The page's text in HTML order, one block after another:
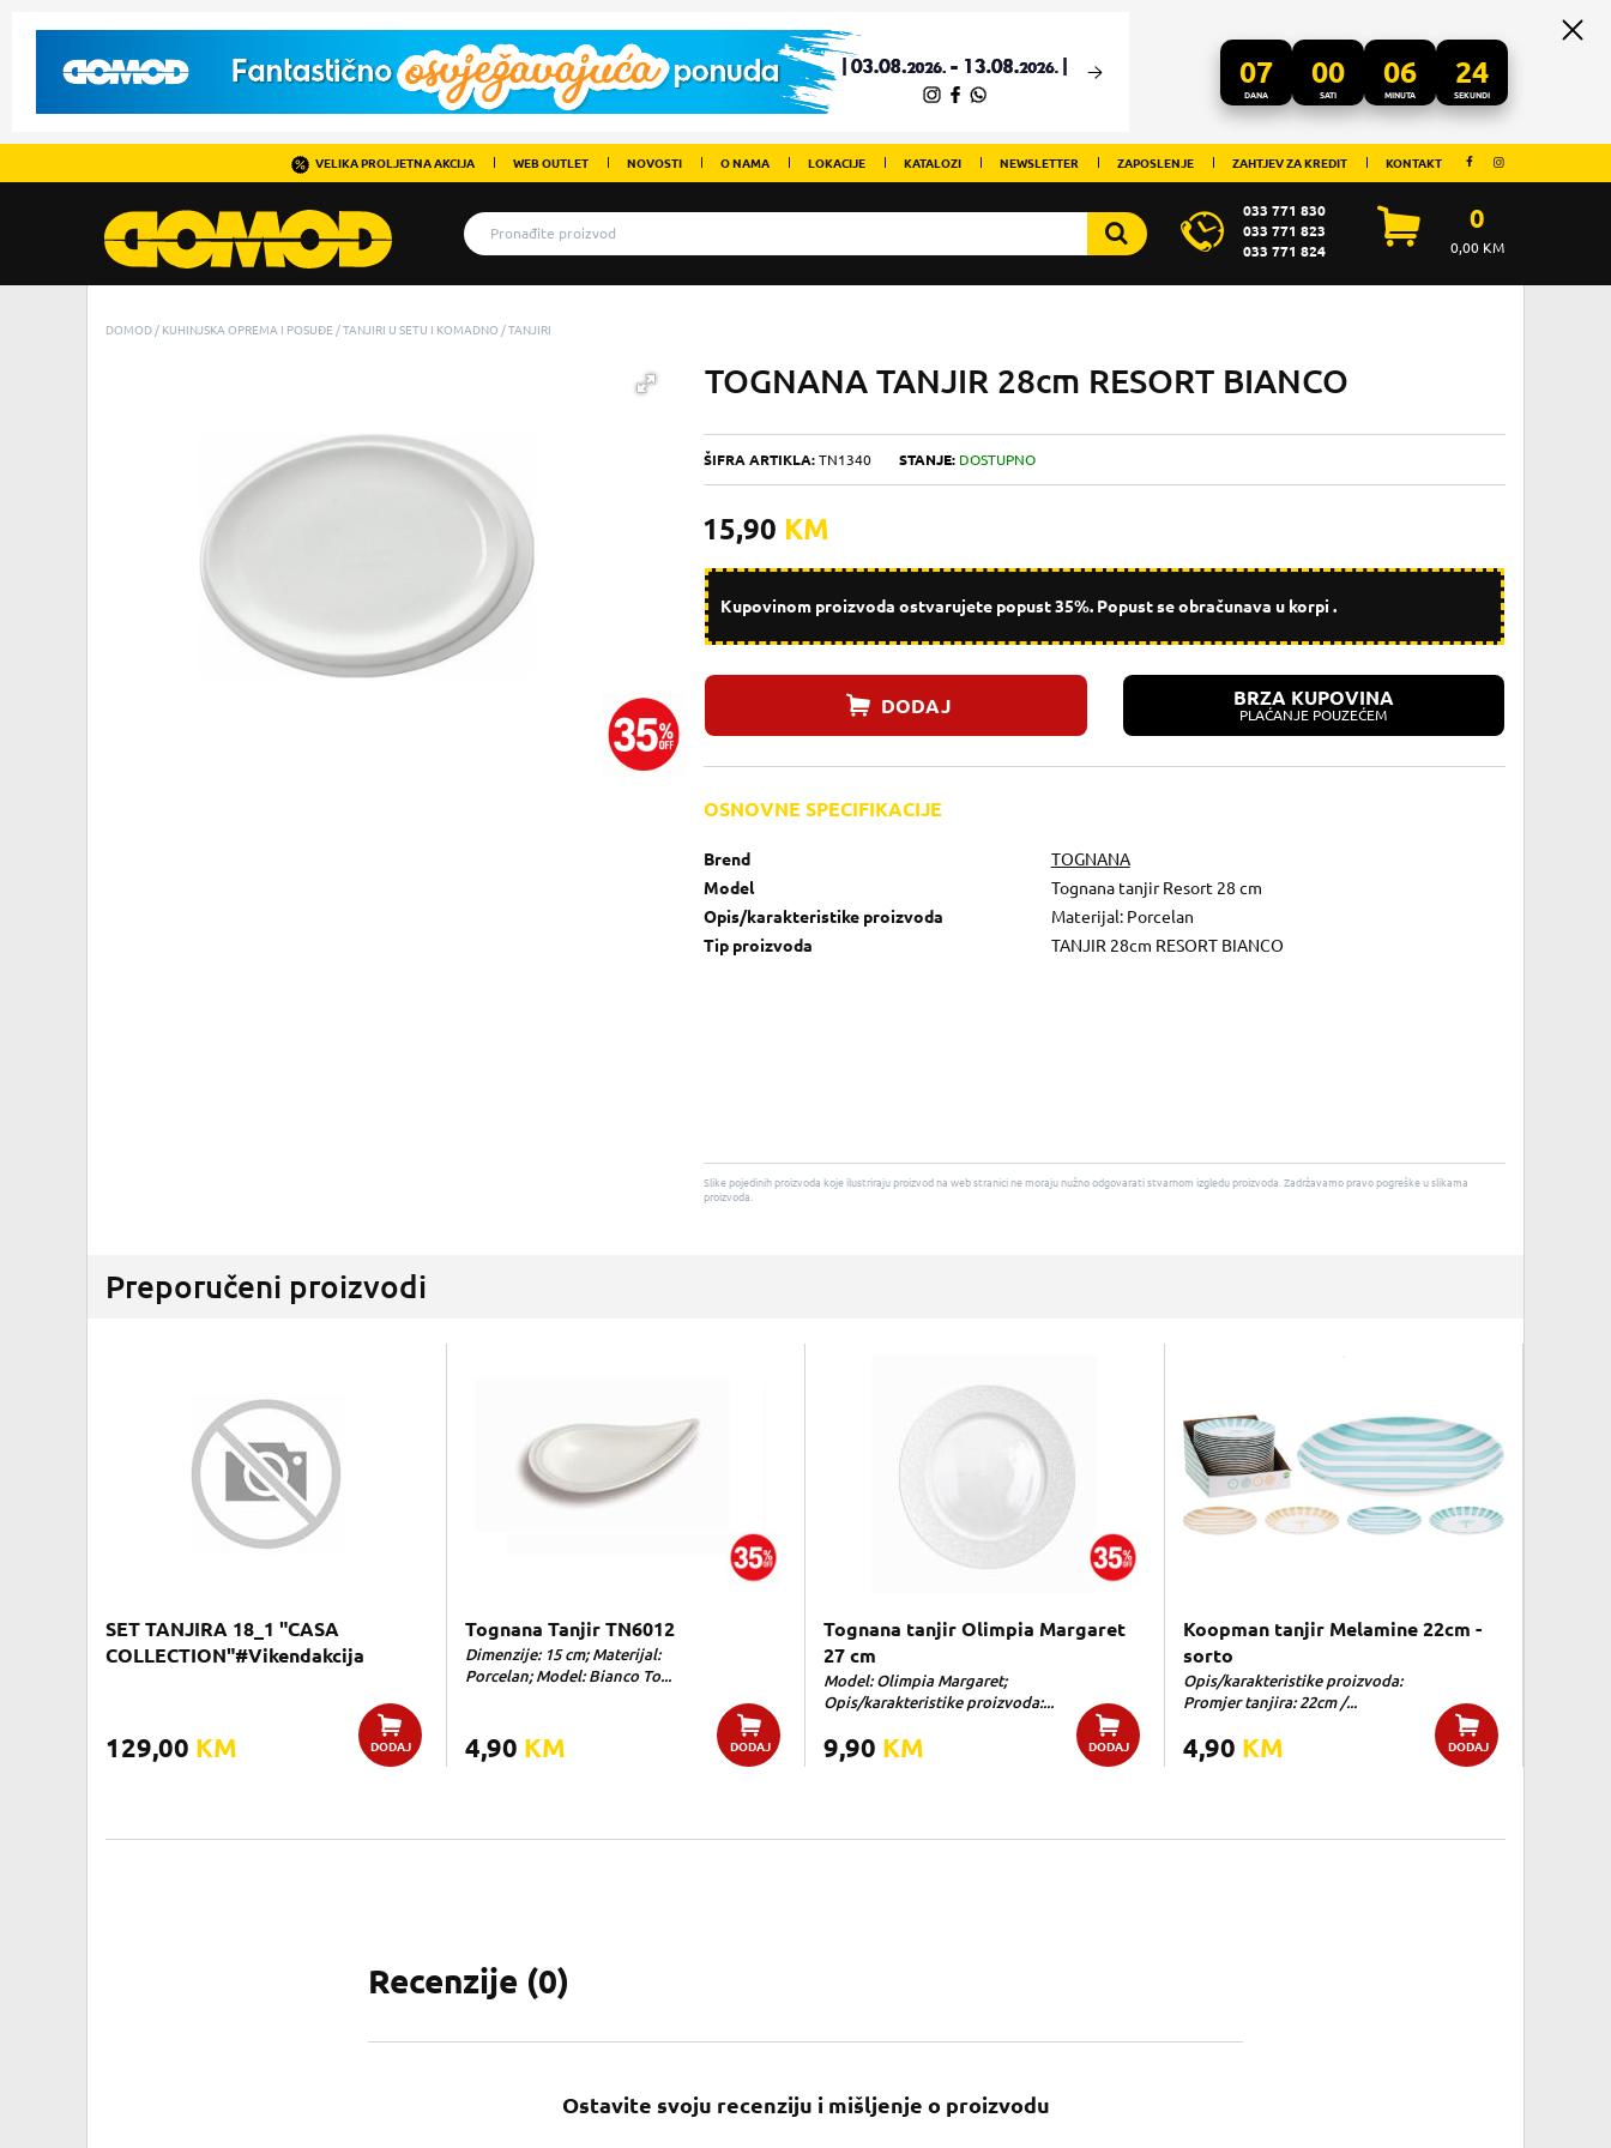
07
DANA
00
SATI
06
MINUTA
24
SEKUNDI
VELIKA PROLJETNA AKCIJA WEB OUTLET NOVOSTI O NAMA LOKACIJE KATALOZI NEWSLETTER ZAPOSLENJE ZAHTJEV ZA KREDIT KONTAKT
033 771 830
033 771 823
033 771 824
0
0,00KM
DOMOD KUHINJSKA OPREMA I POSUĐE TANJIRI U SETU I KOMADNO TANJIRI
TOGNANA TANJIR 28cm RESORT BIANCO
ŠIFRA ARTIKLA: TN1340 STANJE: DOSTUPNO
15,90 KM
Kupovinom proizvoda ostvarujete popust 35%. Popust se obračunava u korpi .
DODAJ BRZA KUPOVINA
PLAĆANJE POUZEĆEM
OSNOVNE SPECIFIKACIJE
Brend
TOGNANA
Model
Tognana tanjir Resort 28 cm
Opis/karakteristike proizvoda
Materijal: Porcelan
Tip proizvoda
TANJIR 28cm RESORT BIANCO
Slike pojedinih proizvoda koje ilustriraju proizvod na web stranici ne moraju nužno odgovarati stvarnom izgledu proizvoda. Zadržavamo pravo pogreške u slikama
proizvoda.
Preporučeni proizvodi
SET TANJIRA 18_1 "CASA
COLLECTION"#Vikendakcija
129,00 KM DODAJ
Tognana Tanjir TN6012
Dimenzije: 15 cm; Materijal:
Porcelan; Model: Bianco To...
4,90 KM DODAJ
Tognana tanjir Olimpia Margaret
27 cm
Model: Olimpia Margaret;
Opis/karakteristike proizvoda:...
9,90 KM DODAJ
Koopman tanjir Melamine 22cm -
sorto
Opis/karakteristike proizvoda:
Promjer tanjira: 22cm /...
4,90 KM DODAJ
Recenzije (0)
Ostavite svoju recenziju i mišljenje o proizvodu